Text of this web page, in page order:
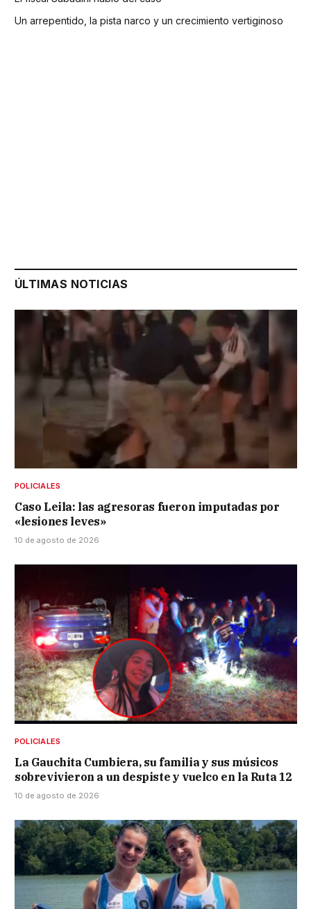
Un arrepentido, la pista narco y un crecimiento vertiginoso
ÚLTIMAS NOTICIAS
POLICIALES
Caso Leila: las agresoras fueron imputadas por
«lesiones leves»
10 de agosto de 2026
POLICIALES
La Gauchita Cumbiera, su familia y sus músicos
sobrevivieron a un despiste y vuelco en la Ruta 12
10 de agosto de 2026